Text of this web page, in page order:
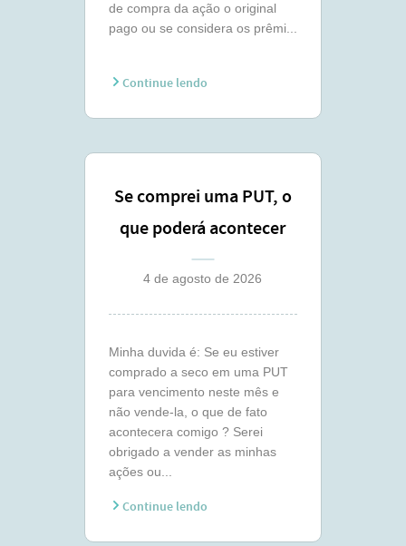
de compra da ação o original
pago ou se considera os prêmi...
Continue lendo
Se comprei uma PUT, o
que poderá acontecer
comigo ?
4 de agosto de 2026
Minha duvida é: Se eu estiver
comprado a seco em uma PUT
para vencimento neste mês e
não vende-la, o que de fato
acontecera comigo ? Serei
obrigado a vender as minhas
ações ou...
Continue lendo